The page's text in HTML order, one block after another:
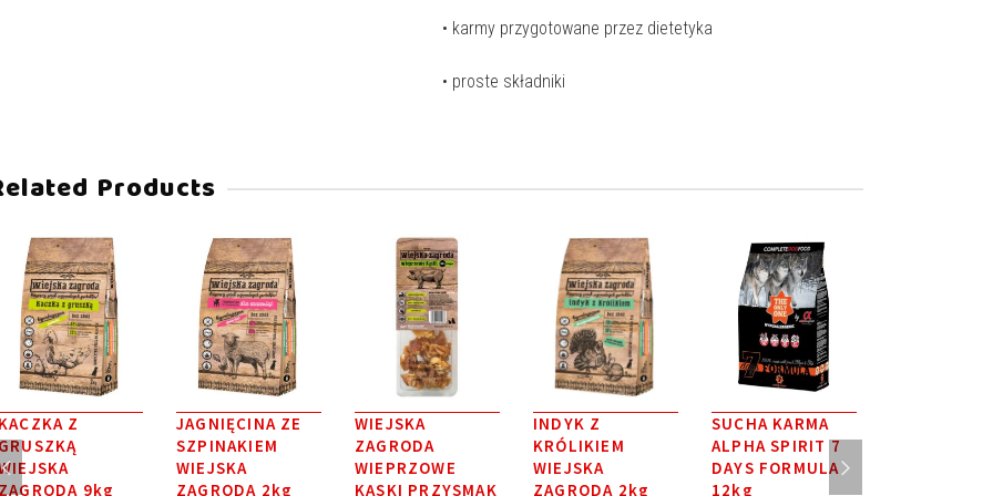
• karmy przygotowane przez dietetyka
• proste składniki
Products
KACZKA Z
9kg
JAGNIĘCINA ZE
SZPINAKIEM
WIEJSKA
ZAGRODA 2kg
WIEJSKA
ZAGRODA
WIEPRZOWE
KĄSKI PRZYSMAK
INDYK Z
KRÓLIKIEM
WIEJSKA
ZAGRODA 2kg
SUCHA KARMA
ALPHA SPIRIT 7
DAYS FORMULA
12kg